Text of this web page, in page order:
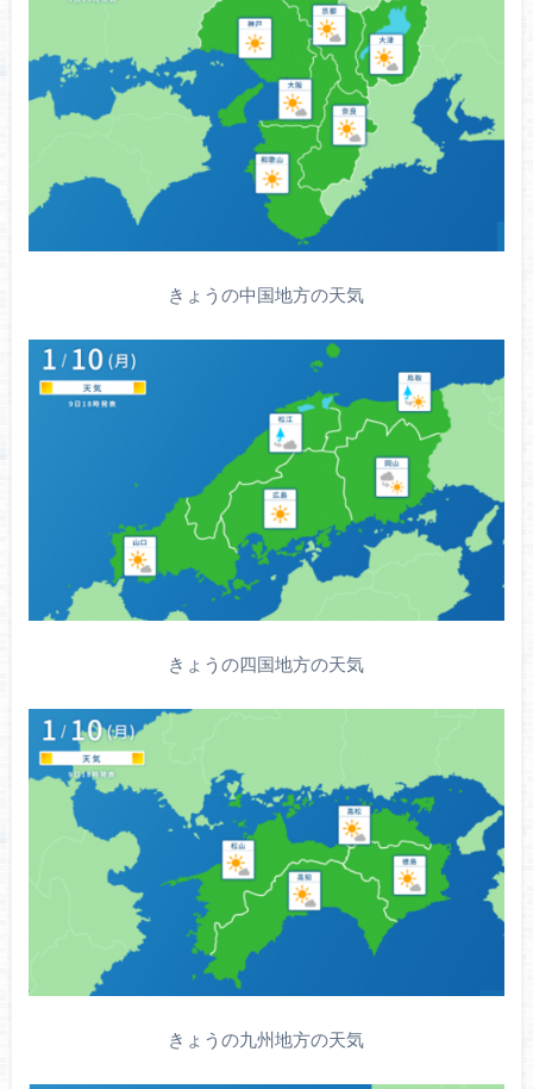
きょうの中国地方の天気
きょうの四国地方の天気
きょうの九州地方の天気